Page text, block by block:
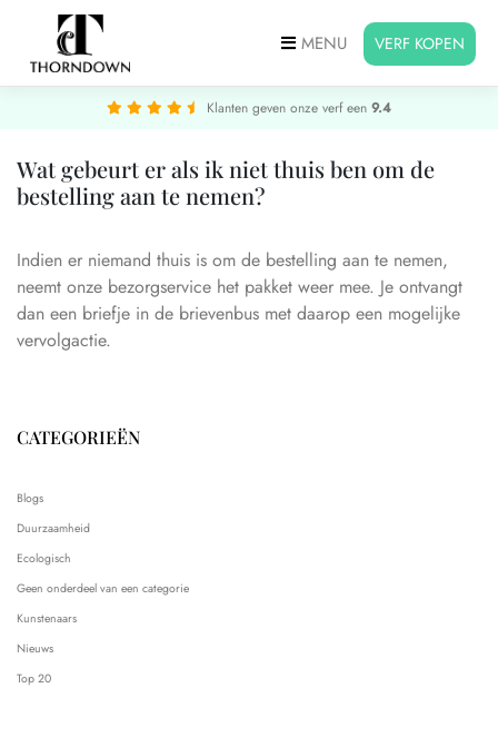
MENU VERF KOPEN
Klanten geven onze verf een 9.4
Wat gebeurt er als ik niet thuis ben om de
bestelling aan te nemen?
Indien er niemand thuis is om de bestelling aan te nemen,
neemt onze bezorgservice het pakket weer mee. Je ontvangt
dan een briefje in de brievenbus met daarop een mogelijke
vervolgactie.
CATEGORIEËN
Blogs
Duurzaamheid
Ecologisch
Geen onderdeel van een categorie
Kunstenaars
Nieuws
Top 20